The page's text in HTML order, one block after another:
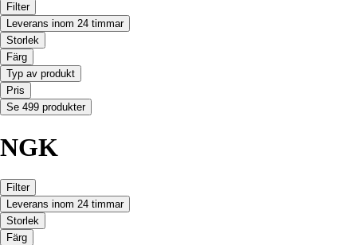
Filter
Leverans inom 24 timmar
Storlek
Färg
Typ av produkt
Pris
Se 499 produkter
NGK
Filter
Leverans inom 24 timmar
Storlek
Färg